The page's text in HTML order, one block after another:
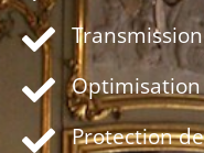
Optimisation
Protection